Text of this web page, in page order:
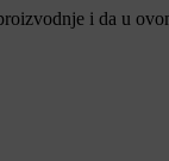
i da u